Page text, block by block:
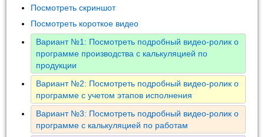
Посмотреть скриншот
Посмотреть короткое видео
Вариант №1: Посмотреть подробный видео-ролик о
программе производства с калькуляцией по
продукции
Вариант №2: Посмотреть подробный видео-ролик о
программе с учетом этапов исполнения
Вариант №3: Посмотреть подробный видео-ролик о
программе с калькуляцией по работам